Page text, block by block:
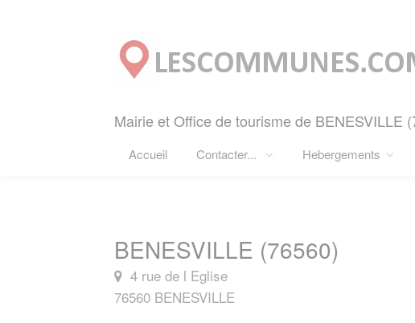
Mairie et Office de tourisme de BENESVILLE
Accueil Contacter... Hebergements
BENESVILLE (76560)
4 rue de l Eglise
76560 BENESVILLE